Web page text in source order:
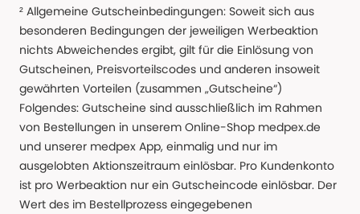
² Allgemeine Gutscheinbedingungen: Soweit sich aus
besonderen Bedingungen der jeweiligen Werbeaktion
nichts Abweichendes ergibt, gilt für die Einlösung von
Gutscheinen, Preisvorteilscodes und anderen insoweit
gewährten Vorteilen (zusammen „Gutscheine“)
Folgendes: Gutscheine sind ausschließlich im Rahmen
von Bestellungen in unserem Online-Shop medpex.de
und unserer medpex App, einmalig und nur im
ausgelobten Aktionszeitraum einlösbar. Pro Kundenkonto
ist pro Werbeaktion nur ein Gutscheincode einlösbar. Der
Wert des im Bestellprozess eingegebenen